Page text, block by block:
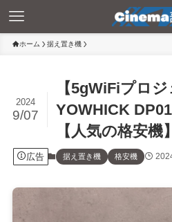
ホーム 据え置き機
【5gWiFiプロジ
YOWHICK
【人気の格安機】
2024
9/07
広告 据え置き機 格安機